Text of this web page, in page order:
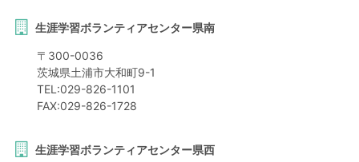
生涯学習ボランティアセンター県南
〒 300-0036
茨城県土浦市大和町9-1
TEL:029-826-1101
FAX:029-826-1728
生涯学習ボランティアセンター県西